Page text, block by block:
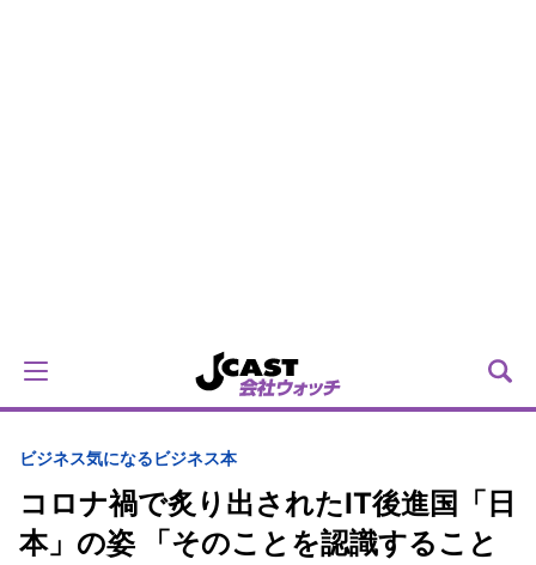
ビジネス気になるビジネス本
コロナ禍で炙り出されたIT後進国「日
本」の姿 「そのことを認識すること